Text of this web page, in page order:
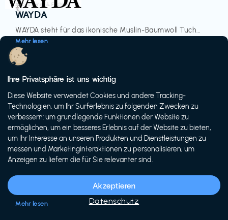
Accessoires & Fashion
WAYDA
WAYDA steht für das ikonische Muslin-Baumwoll Tuch...
Mehr lesen
€‎
-20%
Siech Cycles
Entdecke den Schweizer Brand für urbane Fahrräder...
Mehr lesen
Ihre Privatsphäre ist uns wichtig
Diese Website verwendet Cookies und andere Tracking-
Technologien, um Ihr Surferlebnis zu folgenden Zwecken zu
verbessern: um grundlegende Funktionen der Website zu
ermöglichen, um ein besseres Erlebnis auf der Website zu bieten,
um Ihr Interesse an unseren Produkten und Dienstleistungen zu
messen und Marketinginteraktionen zu personalisieren, um
Anzeigen zu liefern die für Sie relevanter sind.
Akzeptieren
Datenschutz